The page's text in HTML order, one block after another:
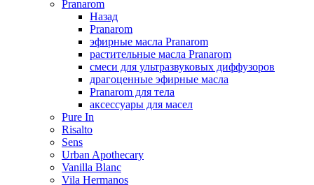
Pranarom
Назад
Pranarom
эфирные масла Pranarom
растительные масла Pranarom
смеси для ультразвуковых диффузоров
драгоценные эфирные масла
Pranarom для тела
аксессуары для масел
Pure In
Risalto
Sens
Urban Apothecary
Vanilla Blanc
Vila Hermanos